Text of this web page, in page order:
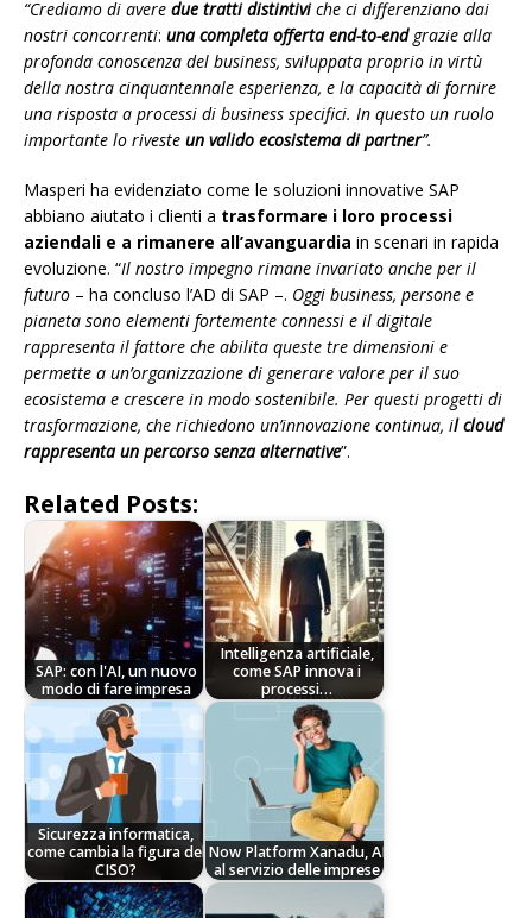
“Crediamo di avere due tratti distintiviche ci differenziano dai
nostri concorrenti: una completa offerta end-to-endgrazie alla
profonda conoscenza del business, sviluppata proprio in virtù
della nostra cinquantennale esperienza, e la capacità di fornire
una risposta a processi di business specifici. In questo un ruolo
importante lo riveste un valido ecosistema di partner”.
Masperi ha evidenziato come le soluzioni innovative SAP
abbiano aiutato i clienti a trasformare i loro processi
aziendali e a rimanere all’avanguardia in scenari in rapida
evoluzione. “Il nostro impegno rimane invariato anche per il
futuro – ha concluso l’AD di SAP –. Oggi business, persone e
pianeta sono elementi fortemente connessi e il digitale
rappresenta il fattore che abilita queste tre dimensioni e
permette a un’organizzazione di generare valore per il suo
ecosistema e crescere in modo sostenibile. Per questi progetti di
trasformazione, che richiedono un’innovazione continua, il cloud
rappresenta un percorso senza alternative”.
Related Posts:
SAP: con l'AI, un nuovo
modo di fare impresa
Intelligenza artificiale,
come SAP innova i
processi…
Sicurezza informatica,
come cambia la figura del
CISO?
Now Platform Xanadu, AI
al servizio delle imprese